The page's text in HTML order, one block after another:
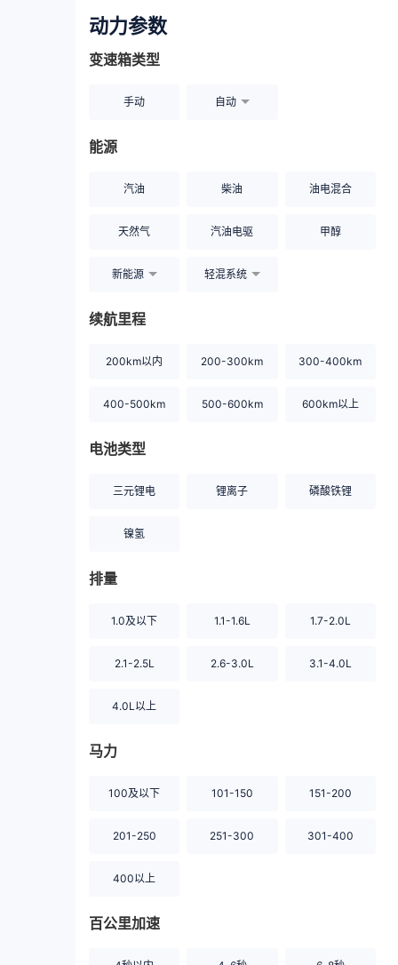
动力参数
变速箱类型
手动 自动
能源
汽油 柴油 油电混合
天然气 汽油电驱 甲醇
新能源 轻混系统
续航里程
200km以内 200-300km 300-400km
400-500km 500-600km 600km以上
电池类型
三元锂电 锂离子 磷酸铁锂
镍氢
排量
1.0及以下 1.1-1.6L 1.7-2.0L
2.1-2.5L 2.6-3.0L 3.1-4.0L
4.0L以上
马力
100及以下 101-150 151-200
201-250 251-300 301-400
400以上
百公里加速